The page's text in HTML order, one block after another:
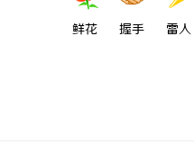
鲜花 握手 雷人